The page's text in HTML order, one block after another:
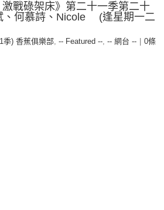
激戰碌架床》第二十一季第二十
何慕詩、Nicole (逢星期一二
季) 香蕉俱樂部, -- Featured --, -- 網台 --
0條